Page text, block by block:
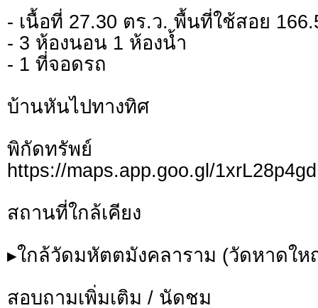
- เนื้อที่ 27.30 ตร.ว. พื้นที่ใช้สอย
- 3 ห้องนอน 1 ห้องน้ำ
- 1 ที่จอดรถ
บ้านหันไปทางทิศ
พิกัดทรั
https://maps.app.goo.gl/
สถานที่ใกล้เคียง
▸ใกล้วัดมหัตตมังคลาราม (วัดหาดใ
สอบถามเพิ่มเติม / นัดชม